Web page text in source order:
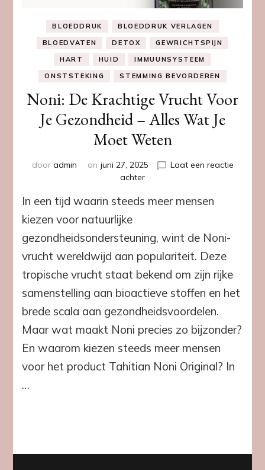
BLOEDDRUK
BLOEDDRUK VERLAGEN
BLOEDVATEN
DETOX
GEWRICHTSPIJN
HART
HUID
IMMUUNSYSTEEM
ONSTSTEKING
STEMMING BEVORDEREN
Noni: De Krachtige Vrucht Voor
Je Gezondheid – Alles Wat Je
Moet Weten
door admin on juni 27, 2025
Laat een reactie
achterop
De
Voor
Gezondheid
–
Alles
Je
Moet
In een tijd waarin steeds meer mensen
kiezen voor natuurlijke
gezondheidsondersteuning, wint de Noni-
vrucht wereldwijd aan populariteit. Deze
tropische vrucht staat bekend om zijn rijke
samenstelling aan bioactieve stoffen en het
brede scala aan gezondheidsvoordelen.
Maar wat maakt Noni precies zo bijzonder?
En waarom kiezen steeds meer mensen
voor het product Tahitian Noni Original? In
…